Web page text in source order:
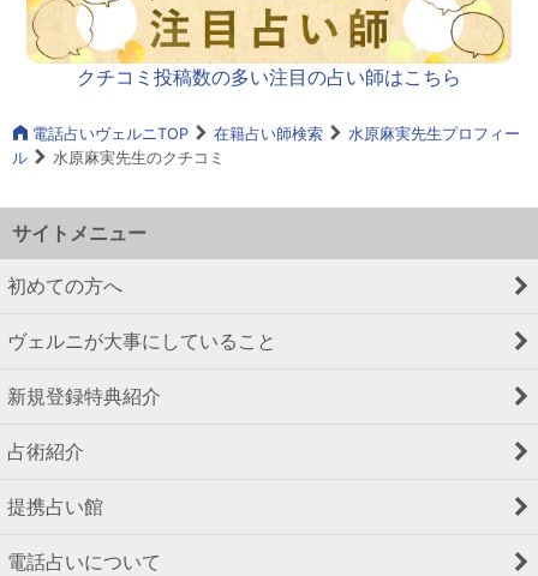
クチコミ投稿数の多い注目の占い師はこちら
電話占いヴェルニTOP 在籍占い師検索
水原麻実先生プロフィー
ル
水原麻実先生のクチコミ
サイトメニュー
初めての方へ
ヴェルニが大事にしていること
新規登録特典紹介
占術紹介
提携占い館
電話占いについて